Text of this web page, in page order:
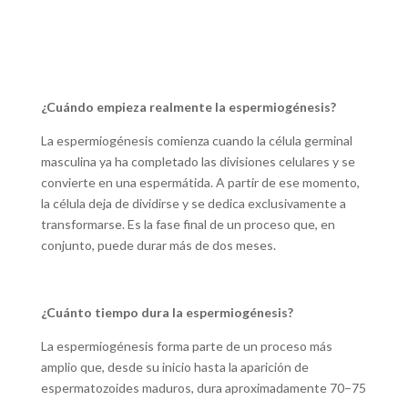
¿Cuándo empieza realmente la espermiogénesis?
La espermiogénesis comienza cuando la célula germinal
masculina ya ha completado las divisiones celulares y se
convierte en una espermátida. A partir de ese momento,
la célula deja de dividirse y se dedica exclusivamente a
transformarse. Es la fase final de un proceso que, en
conjunto, puede durar más de dos meses.
¿Cuánto tiempo dura la espermiogénesis?
La espermiogénesis forma parte de un proceso más
amplio que, desde su inicio hasta la aparición de
espermatozoides maduros, dura aproximadamente 70–75